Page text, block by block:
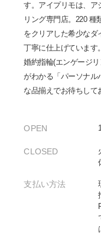
す。アイプリモは、ア
リング専門店。220
をクリアした希少なダ
丁寧に仕上げています
婚約指輪(エンゲージ
がわかる「パーソナル
な品揃えでお待ちして
OPEN
CLOSED
支払い方法